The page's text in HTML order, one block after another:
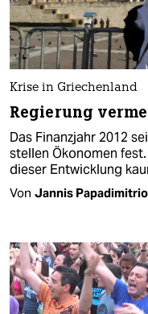
Krise in Griechenland
Regierung
Das Finanzjahr 2012
stellen Ökonomen
dieser Entwicklung
Von Jannis